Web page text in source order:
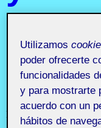
aula 4
Recursos y
Utilizamos
poder ofrecerte
funcionalidades
y para mostrarte
acuerdo con un
hábitos de